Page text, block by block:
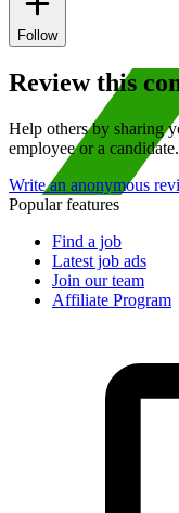
Follow
Review this
Help others by sharing
employee or a candidate.
Write an anonymous
Popular features
Find a job
Latest job ads
Join our team
Affiliate Program